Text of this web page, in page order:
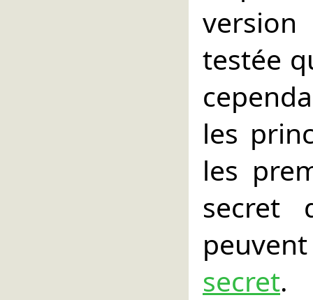
testée
les
les
secret
secret.